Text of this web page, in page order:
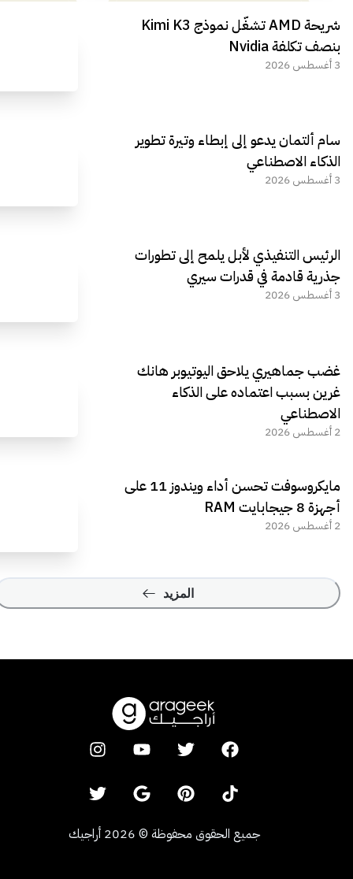
مراجعة شاملة لعملاق الألعاب
الجديد REDMAGIC 11 AIR
شريحة AMD تشغّل نموذج Kimi K3
بنصف تكلفة Nvidia
3 أغسطس 2026
سام ألتمان يدعو إلى إبطاء وتيرة تطوير
الذكاء الاصطناعي
3 أغسطس 2026
الرئيس التنفيذي لأبل يلمح إلى تطورات
جذرية قادمة في قدرات سيري
3 أغسطس 2026
غضب جماهيري يلاحق اليوتيوبر هانك
غرين بسبب اعتماده على الذكاء
الاصطناعي
2 أغسطس 2026
مايكروسوفت تحسن أداء ويندوز 11 على
أجهزة 8 جيجابايت RAM
2 أغسطس 2026
المزيد
جميع الحقوق محفوظة ©
2026 أراجيك